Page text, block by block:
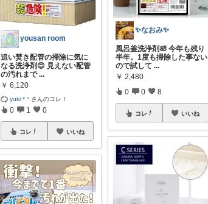
yousan room
追い焚き配管の掃除に気に
なる洗浄剤😊 見えない配管
の汚れまで ...
￥ 6,120
yuki＊° さんのコレ！
0 1 0
コレ いいね
✨なおみ✨
風呂釜洗浄剤🛀 今年も残り
半年。1度も掃除した事ない
ので試して ...
￥ 2,480
0 0 8
コレ いいね